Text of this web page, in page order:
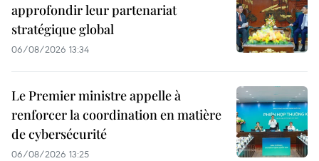
approfondir leur partenariat
stratégique global
06/08/2026 13:34
Le Premier ministre appelle à
renforcer la coordination en matière
de cybersécurité
06/08/2026 13:25